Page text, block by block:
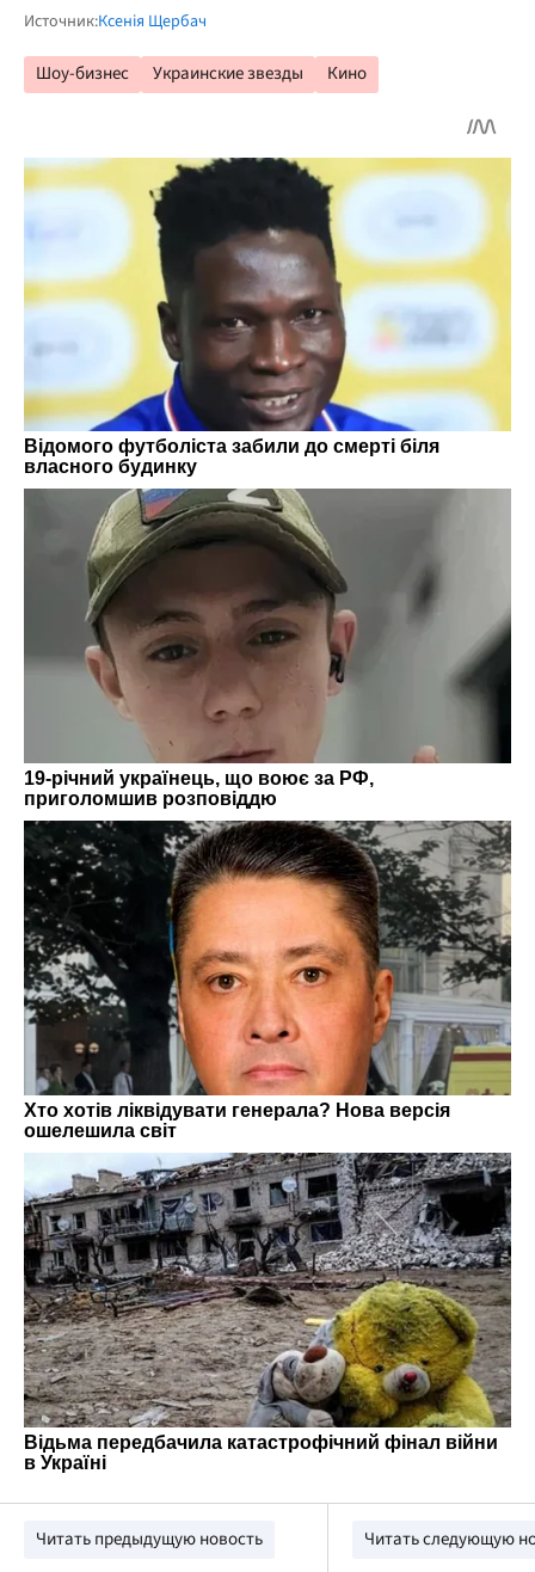
Источник:Ксенія Щербач
Шоу-бизнес Украинские звезды Кино
Читать предыдущую новость Читать следующую